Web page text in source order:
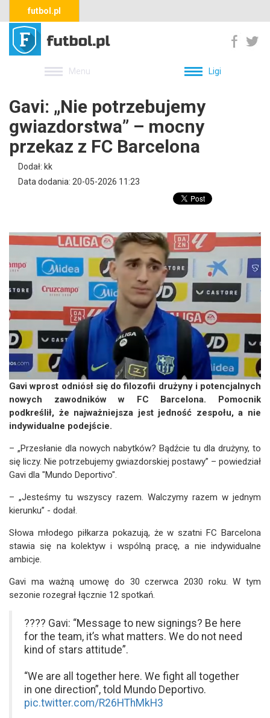
futbol.pl
Menu Ligi
Gavi: „Nie potrzebujemy
gwiazdorstwa” – mocny
przekaz z FC Barcelona
Dodał: kk
Data dodania: 20-05-2026 11:23
Gavi wprost odniósł się do filozofii drużyny i potencjalnych
nowych zawodników w FC Barcelona. Pomocnik
podkreślił, że najważniejsza jest jedność zespołu, a nie
indywidualne podejście.
– „Przesłanie dla nowych nabytków? Bądźcie tu dla drużyny, to
się liczy. Nie potrzebujemy gwiazdorskiej postawy” – powiedział
Gavi dla "Mundo Deportivo".
– „Jesteśmy tu wszyscy razem. Walczymy razem w jednym
kierunku” - dodał.
Słowa młodego piłkarza pokazują, że w szatni FC Barcelona
stawia się na kolektyw i wspólną pracę, a nie indywidualne
ambicje.
Gavi ma ważną umowę do 30 czerwca 2030 roku. W tym
sezonie rozegrał łącznie 12 spotkań.
???? Gavi: “Message to new signings? Be here
for the team, it’s what matters. We do not need
kind of stars attitude”.
“We are all together here. We fight all together
in one direction”, told Mundo Deportivo.
pic.twitter.com/R26HThMkH3